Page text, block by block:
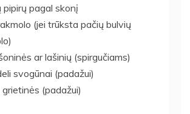
pipirų pagal skonį
(jei trūksta pačių bulvių
ar lašinių (spirgučiams)
svogūnai (padažui)
(padažui)